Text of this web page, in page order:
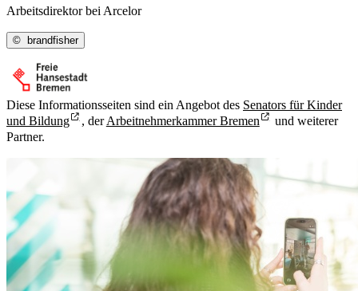
Arbeitsdirektor bei Arcelor
© brandfisher
Diese Informationsseiten sind ein Angebot des Senators für Kinder
und Bildung
, derArbeitnehmerkammer Bremen
und weiterer
Partner.